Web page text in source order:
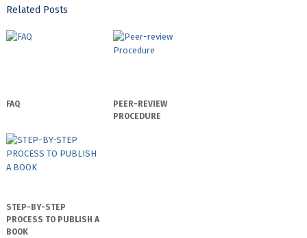
Related Posts
FAQ
PEER-REVIEW
PROCEDURE
STEP-BY-STEP
PROCESS TO PUBLISH A
BOOK